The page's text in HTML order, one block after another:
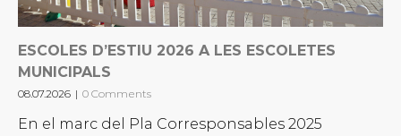
ESCOLES D’ESTIU 2026 A LES ESCOLETES
MUNICIPALS
08.07.2026 | 0 Comments
En el marc del Pla Corresponsables 2025